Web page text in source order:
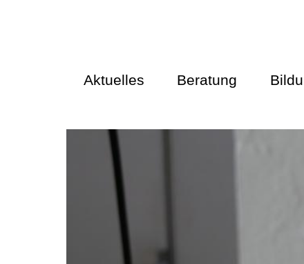
Aktuelles Beratung